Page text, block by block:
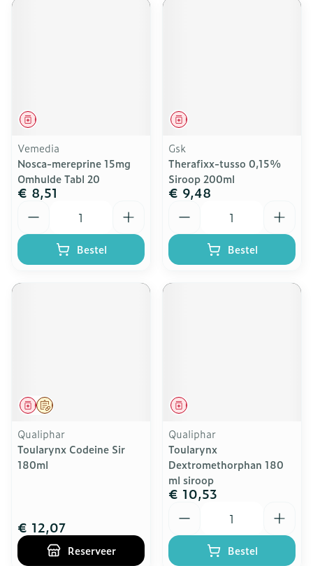
Geneesmiddel
Vemedia
Nosca-mereprine 15mg
Omhulde Tabl 20
€ 8,51
Bestel
Geneesmiddel
Gsk
Therafixx-tusso 0,15%
Siroop 200ml
€ 9,48
Bestel
Op voorschrift
Geneesmiddel
Qualiphar
Toularynx Codeine Sir
180ml
€ 12,07
Reserveer
Geneesmiddel
Qualiphar
Toularynx
Dextromethorphan 180
ml siroop
€ 10,53
Bestel